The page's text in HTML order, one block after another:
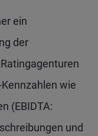
ein
der
wie
(EBIDTA:
und